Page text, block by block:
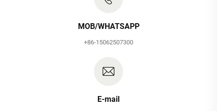
MOB/WHATSAPP
+86-15062507300
E-mail